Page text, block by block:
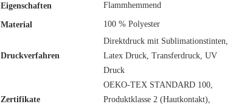
Eigenschaften Flammhemmend
Material 100 % Polyester
Druckverfahren
Direktdruck mit Sublimationstinten,
Latex Druck, Transferdruck, UV
Druck
Zertifikate
OEKO-TEX STANDARD 100,
Produktklasse 2 (Hautkontakt),